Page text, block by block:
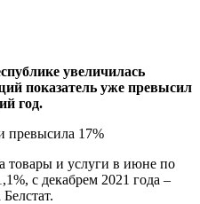
увеличилась
показатель уже превысил
год.
товары и услуги в июне по
с декабрем 2021 года –